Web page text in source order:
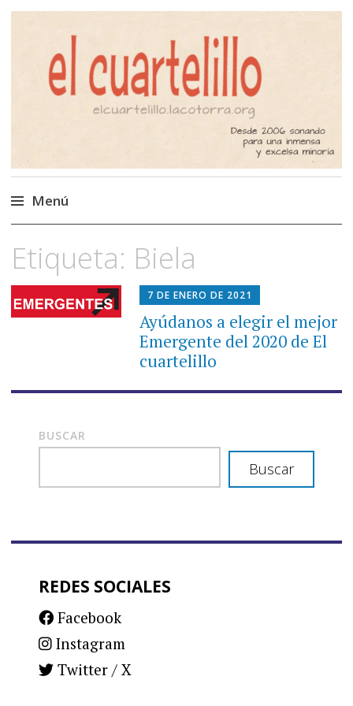
El Cuartelillo
Programa de radio de música
independiente. Podcast
Menú
al
contenido
Etiqueta: Biela
7 DE ENERO DE 2021
Ayúdanos a elegir el mejor
Emergente del 2020 de El
cuartelillo
BUSCAR
Buscar
REDES SOCIALES
Facebook
Instagram
Twitter / X